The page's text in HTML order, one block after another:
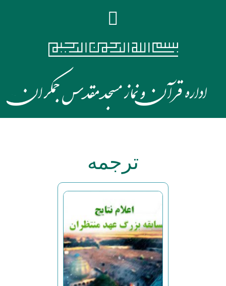
ترجمه